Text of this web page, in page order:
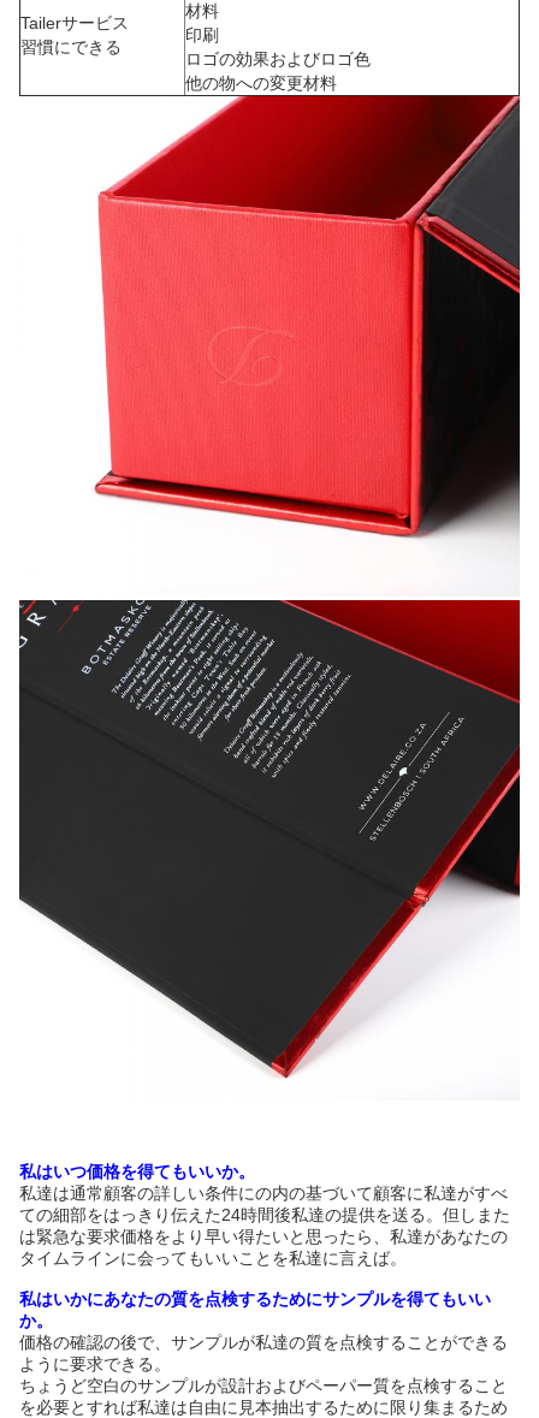
Tailerサービス
習慣にできる
材料
印刷
ロゴの効果およびロゴ色
他の物への変更材料
私はいつ価格を得てもいいか。
私達は通常顧客の詳しい条件にの内の基づいて顧客に私達がすべ
ての細部をはっきり伝えた24時間後私達の提供を送る。但しまた
は緊急な要求価格をより早い得たいと思ったら、私達があなたの
タイムラインに会ってもいいことを私達に言えば。
私はいかにあなたの質を点検するためにサンプルを得てもいい
か。
価格の確認の後で、サンプルが私達の質を点検することができる
ように要求できる。
ちょうど空白のサンプルが設計およびペーパー質を点検すること
を必要とすれば私達は自由に見本抽出するために限り集まるため